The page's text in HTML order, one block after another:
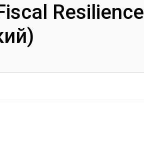
Resilience